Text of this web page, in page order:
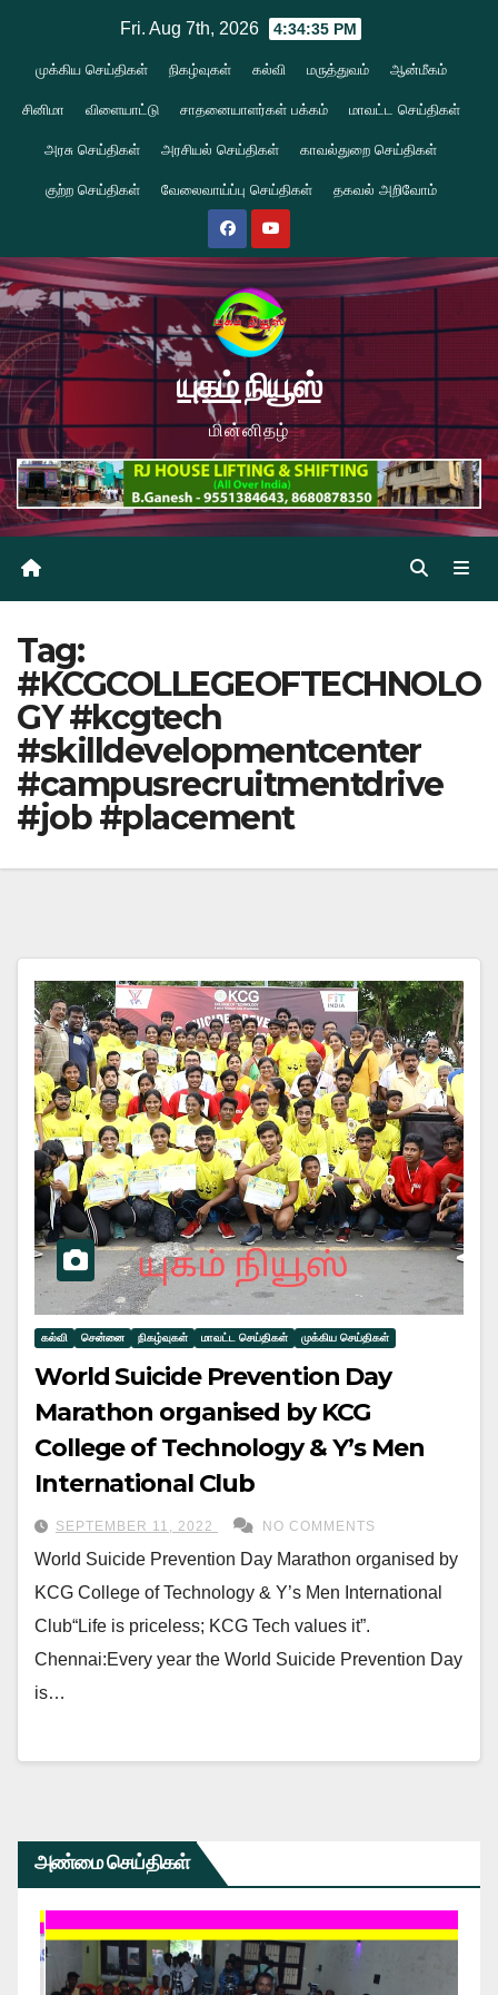
content
Fri. Aug 7th, 2026 4:34:36 PM
முக்கிய செய்திகள் நிகழ்வுகள் கல்வி மருத்துவம் ஆன்மீகம்
சினிமா விளையாட்டு சாதனையாளர்கள் பக்கம் மாவட்ட செய்திகள்
அரசு செய்திகள் அரசியல் செய்திகள் காவல்துறை செய்திகள்
குற்ற செய்திகள் வேலைவாய்ப்பு செய்திகள் தகவல் அறிவோம்
யுகம் நியூஸ்
மின்னிதழ்
Tag:
#KCGCOLLEGEOFTECHNOLO
GY #kcgtech
#skilldevelopmentcenter
#campusrecruitmentdrive
#job #placement
கல்வி சென்னை நிகழ்வுகள் மாவட்ட செய்திகள் முக்கிய செய்திகள்
World Suicide Prevention Day
Marathon organised by KCG
College of Technology & Y’s Men
International Club
SEPTEMBER 11, 2022 NO COMMENTS
World Suicide Prevention Day Marathon organised by
KCG College of Technology & Y’s Men International
Club“Life is priceless; KCG Tech values it”.
Chennai:Every year the World Suicide Prevention Day
is…
அண்மை செய்திகள்